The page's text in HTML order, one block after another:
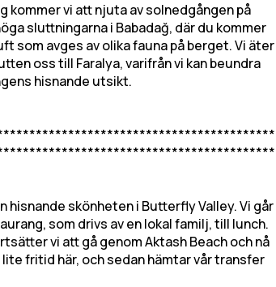
kommer vi att njuta av solnedgången på
sluttningarna i Babadağ, där du kommer
som avges av olika fauna på berget. Vi äter
oss till Faralya, varifrån vi kan beundra
hisnande utsikt.
hisnande skönheten i Butterfly Valley. Vi går
som drivs av en lokal familj, till lunch.
vi att gå genom Aktash Beach och nå
fritid här, och sedan hämtar vår transfer